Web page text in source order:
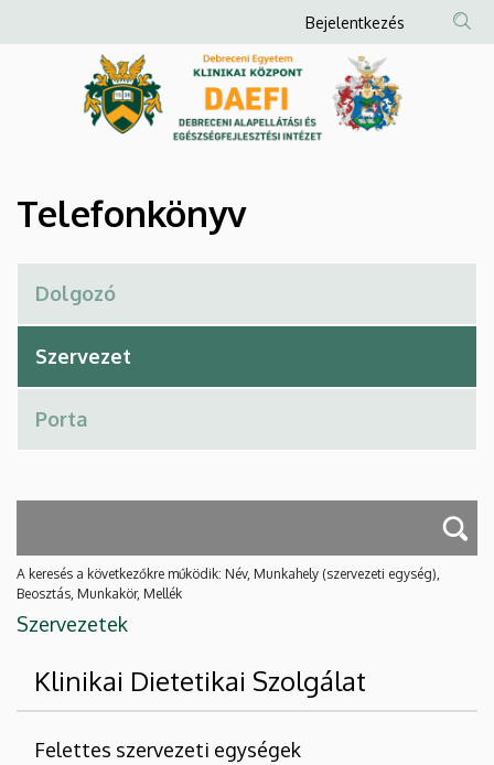
Debreceni
és
Egészségfejlesztési
Intézet
a
Anonim
Felhasználói
fiók
menüje
Bejelentkezés
Telefonkönyv
A keresés a következőkre működik: Név, Munkahely (szervezeti egység),
Beosztás, Munkakör, Mellék
Szervezetek
Klinikai Dietetikai Szolgálat
Felettes szervezeti egységek